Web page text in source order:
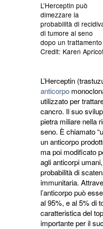
L’Herceptin può
dimezzare la
probabilità di
di tumore al seno
dopo un trattamento
Credit: Karen
L’Herceptin
anticorpo
utilizzato per
cancro. Il suo
pietra miliare nella
seno. È chiamato
un anticorpo
ma poi modificato
agli anticorpi
probabilità di
immunitaria.
l’anticorpo può
al 95%, e al 5% di
caratteristica del
importante per il